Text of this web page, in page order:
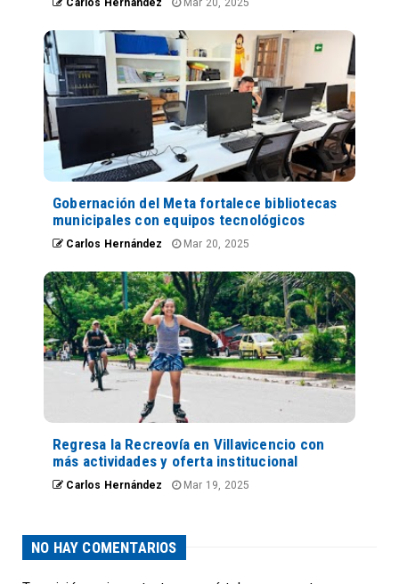
Carlos Hernández Mar 20, 2025
Gobernación del Meta fortalece bibliotecas
municipales con equipos tecnológicos
Carlos Hernández Mar 20, 2025
Regresa la Recreovía en Villavicencio con
más actividades y oferta institucional
Carlos Hernández Mar 19, 2025
NO HAY COMENTARIOS